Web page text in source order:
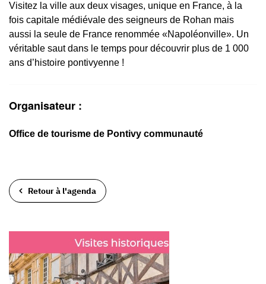
Visitez la ville aux deux visages, unique en France, à la
fois capitale médiévale des seigneurs de Rohan mais
aussi la seule de France renommée «Napoléonville». Un
véritable saut dans le temps pour découvrir plus de 1 000
ans d’histoire pontivyenne !
Organisateur :
Office de tourisme de Pontivy communauté
Retour à l'agenda